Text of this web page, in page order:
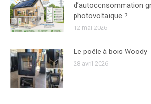
d’autoconsommation
photovoltaïque ?
12 mai 2026
Le poêle à bois Woody
28 avril 2026